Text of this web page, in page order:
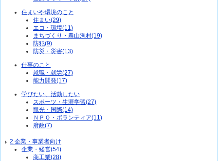
住まいや環境のこと
住まい(29)
エコ・環境(11)
まちづくり・農山漁村(19)
防犯(9)
防災・災害(13)
仕事のこと
就職・就労(27)
能力開発(17)
学びたい、活動したい
スポーツ・生涯学習(27)
観光・国際(14)
ＮＰＯ・ボランティア(11)
府政(7)
2.企業・事業者向け
企業・経営(54)
商工業(28)